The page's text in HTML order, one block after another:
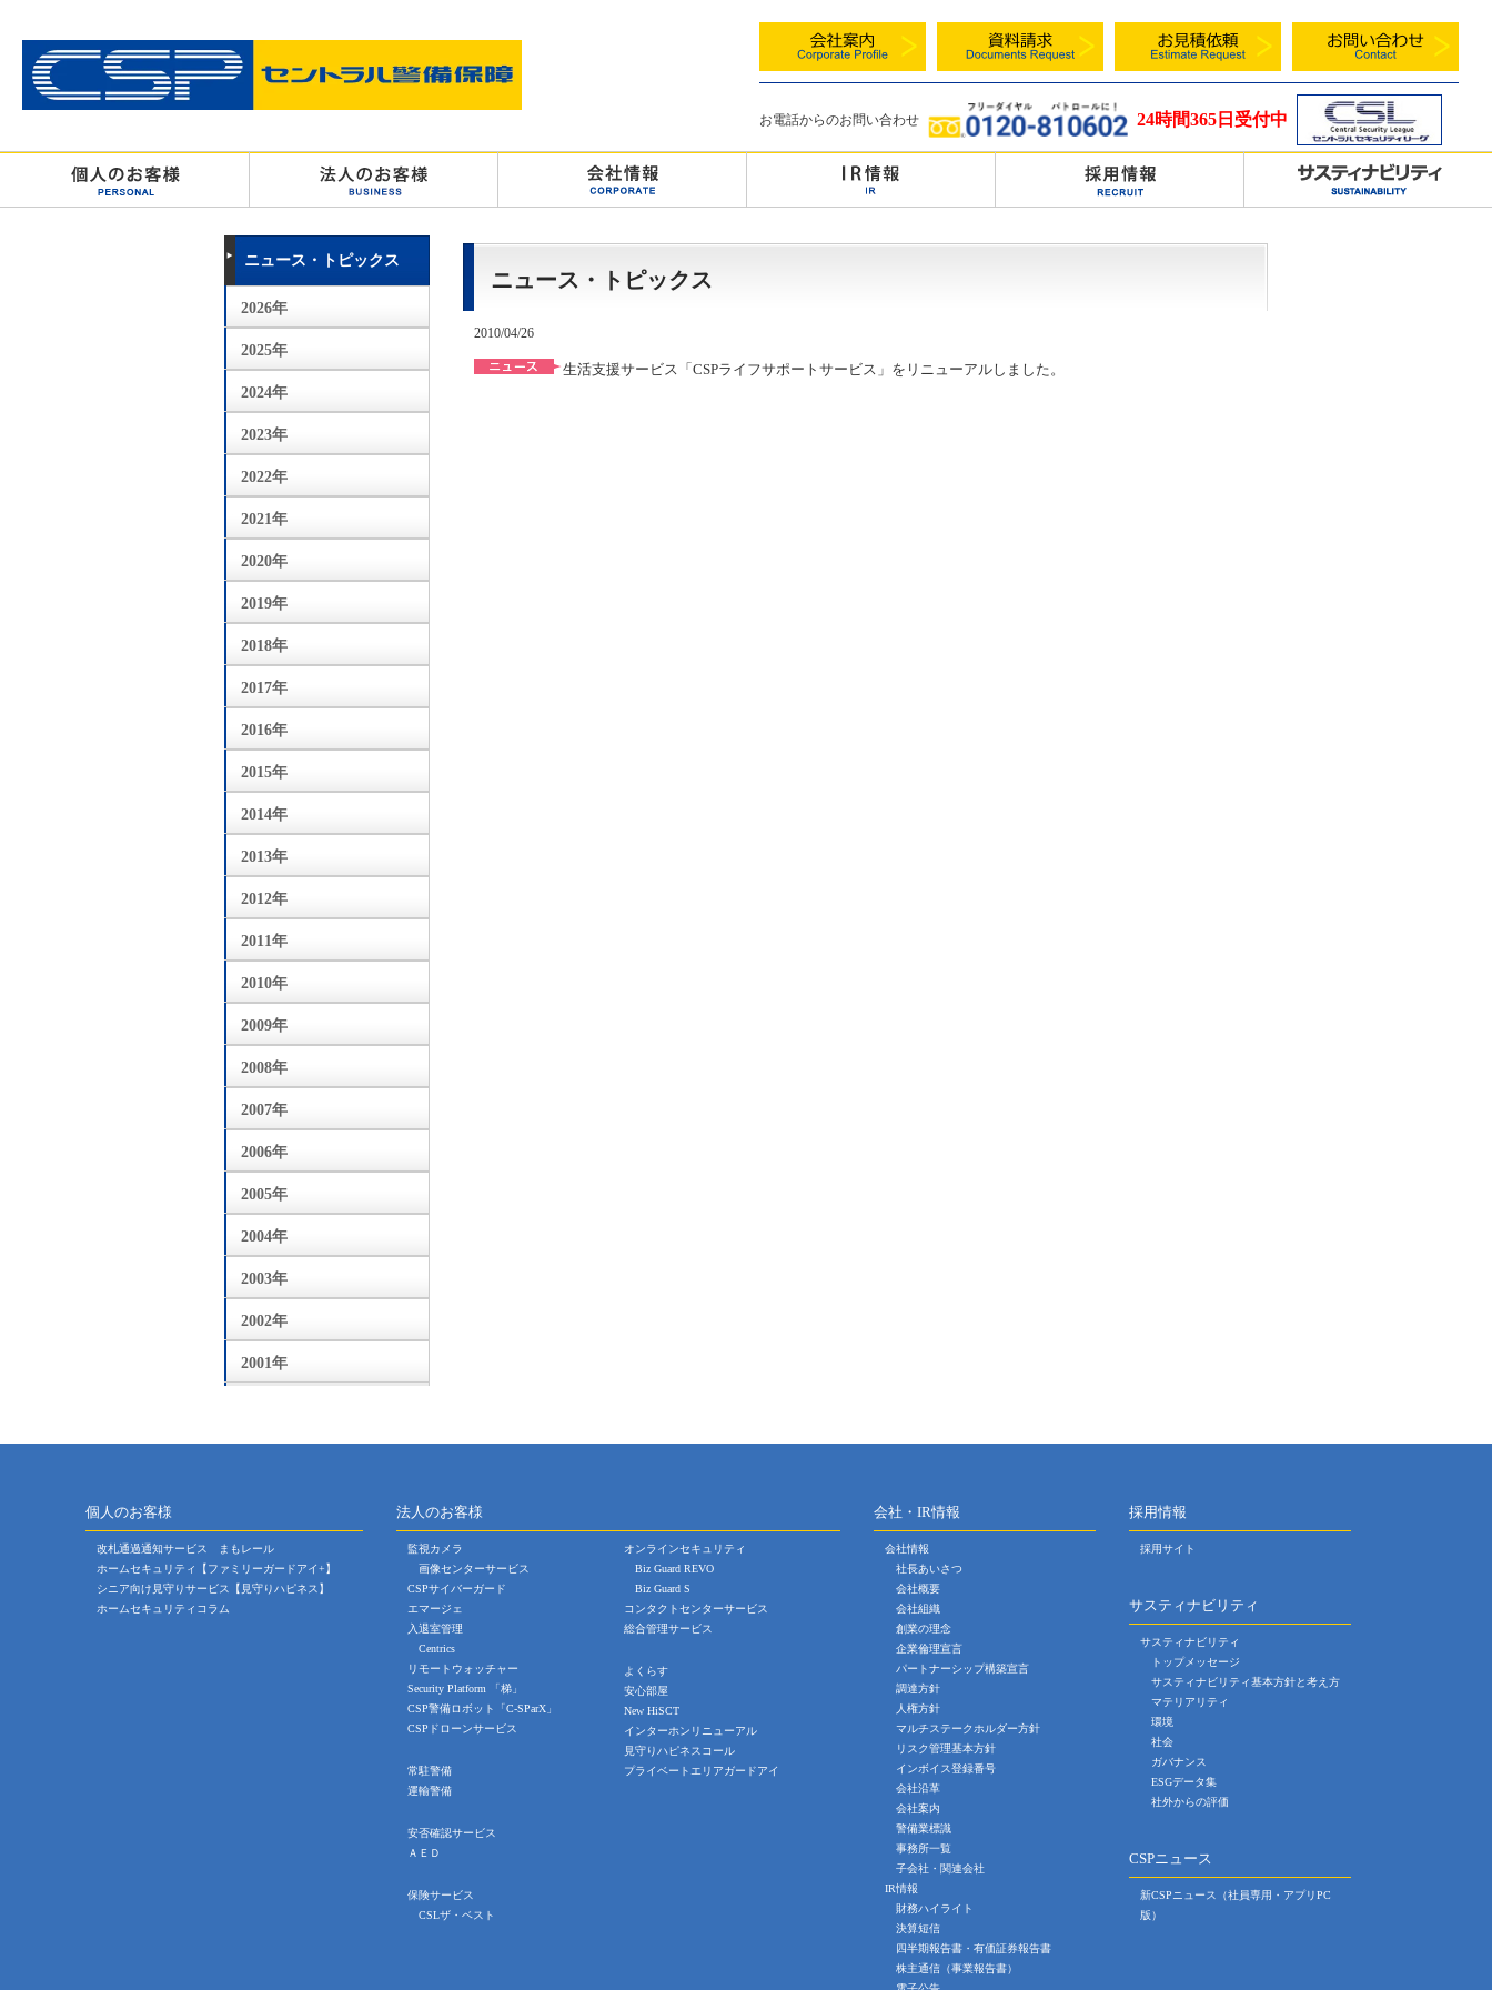
お電話からのお問い合わせ 24時間365日受付中
ニュース・トピックス
2026年
2025年
2024年
2023年
2022年
2021年
2020年
2019年
2018年
2017年
2016年
2015年
2014年
2013年
2012年
2011年
2010年
2009年
2008年
2007年
2006年
2005年
2004年
2003年
2002年
2001年
ニュース・トピックス
2010/04/26
生活支援サービス「CSPライフサポートサービス」をリニューアルしました。
個人のお客様
改札通過通知サービス まもレール
ホームセキュリティ【ファミリーガードアイ+】
シニア向け見守りサービス【見守りハピネス】
ホームセキュリティコラム
法人のお客様
監視カメラ
画像センターサービス
CSPサイバーガード
エマージェ
入退室管理
Centrics
リモートウォッチャー
Security Platform 「梯」
CSP警備ロボット「C-SParX」
CSPドローンサービス
常駐警備
運輸警備
安否確認サービス
ＡＥＤ
保険サービス
CSLザ・ベスト
オンラインセキュリティ
Biz Guard REVO
Biz Guard S
コンタクトセンターサービス
総合管理サービス
よくらす
安心部屋
New HiSCT
インターホンリニューアル
見守りハピネスコール
プライベートエリアガードアイ
会社・IR情報
会社情報
社長あいさつ
会社概要
会社組織
創業の理念
企業倫理宣言
パートナーシップ構築宣言
調達方針
人権方針
マルチステークホルダー方針
リスク管理基本方針
インボイス登録番号
会社沿革
会社案内
警備業標識
事務所一覧
子会社・関連会社
IR情報
財務ハイライト
決算短信
四半期報告書・有価証券報告書
株主通信（事業報告書）
採用情報
採用サイト
サスティナビリティ
サスティナビリティ
トップメッセージ
サスティナビリティ基本方針と考え方
マテリアリティ
環境
社会
ガバナンス
ESGデータ集
社外からの評価
CSPニュース
新CSPニュース（社員専用・アプリPC
版）